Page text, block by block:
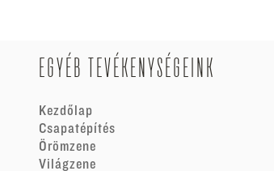
EGYÉB TEVÉKENYSÉGEINK
Kezdőlap
Csapatépítés
Örömzene
Világzene